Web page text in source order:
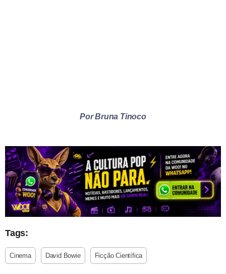
Por Bruna Tinoco
Tags:
Cinema David Bowie Ficção Científica